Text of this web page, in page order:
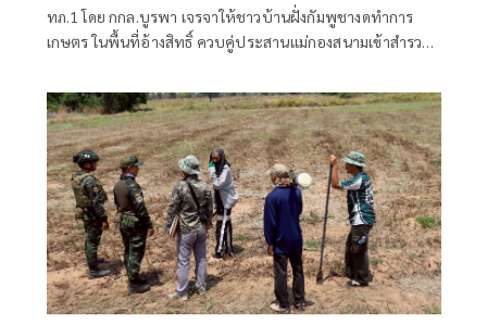
ทภ.1 โดย กกล.บูรพา เจรจาให้ชาวบ้านฝั่งกัมพูชางดทำการ
เกษตร ในพื้นที่อ้างสิทธิ์ ควบคู่ประสานแม่กองสนามเข้าสำรวจ